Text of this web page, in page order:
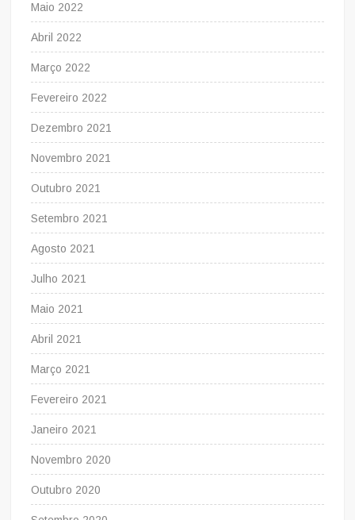
Maio 2022
Abril 2022
Março 2022
Fevereiro 2022
Dezembro 2021
Novembro 2021
Outubro 2021
Setembro 2021
Agosto 2021
Julho 2021
Maio 2021
Abril 2021
Março 2021
Fevereiro 2021
Janeiro 2021
Novembro 2020
Outubro 2020